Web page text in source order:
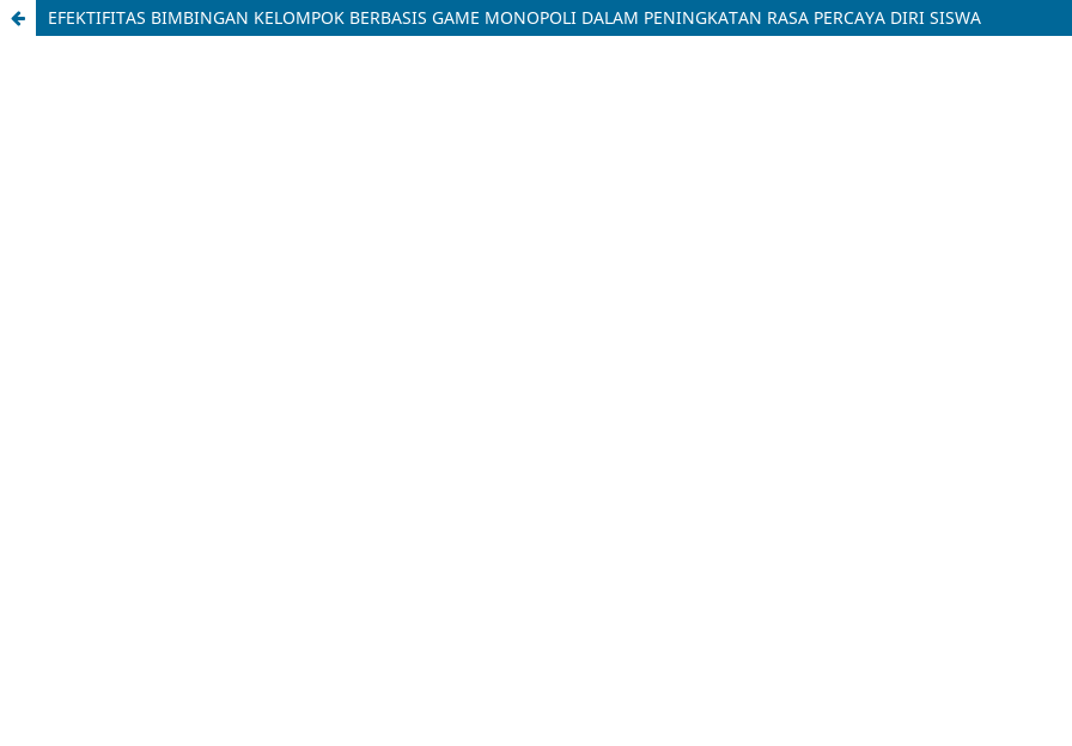
EFEKTIFITAS BIMBINGAN KELOMPOK BERBASIS GAME MONOPOLI DALAM PENINGKATAN RASA PERCAYA DIRI SISWA